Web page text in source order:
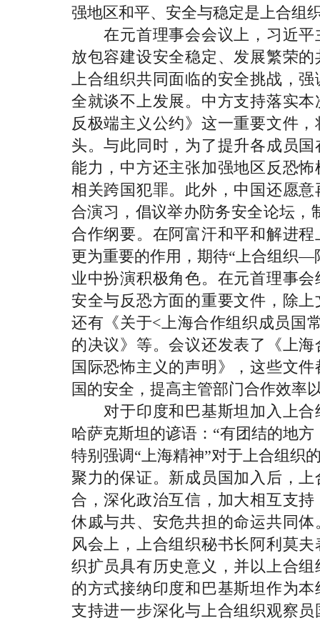
强地区和平、安全与稳定是上合组
在元首理事会会议上，习近平
放包容建设安全稳定、发展繁荣
上合组织共同面临的安全挑战，
全就谈不上发展。中方支持落实
反极端主义公约》这一重要文件
头。与此同时，为了提升各成员
能力，中方还主张加强地区反恐
相关跨国犯罪。此外，中国还愿
合演习，倡议举办防务安全论坛，
合作纲要。在阿富汗和平和解进
更为重要的作用，期待“上合组织—
业中扮演积极角色。在元首理事
安全与反恐方面的重要文件，除
还有《关于<上海合作组织成员国
的决议》等。会议还发表了《上
国际恐怖主义的声明》，这些文
国的安全，提高主管部门合作效率
对于印度和巴基斯坦加入上合
哈萨克斯坦的谚语：“有团结的地
特别强调“上海精神”对于上合组织
聚力的保证。新成员国加入后，
合，深化政治互信，加大相互支
休戚与共、安危共担的命运共同
风会上，上合组织秘书长阿利莫
织扩员具有历史意义，并以上合
的方式接纳印度和巴基斯坦作为
支持进一步深化与上合组织观察